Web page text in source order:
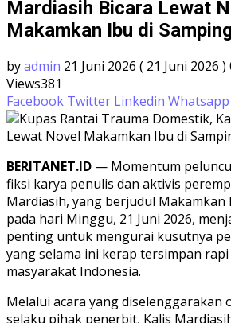
Mardiasih Bicara Lewat
Makamkan Ibu di
byadmin 21 Juni 2026 ( 21 Juni 2026 )
Views381
Facebook Twitter Linkedin Whatsapp
BERITANET.ID — Momentum
fiksi karya penulis dan aktivis
Mardiasih, yang berjudul Makamkan
pada hari Minggu, 21 Juni 2026,
penting untuk mengurai kusutnya
yang selama ini kerap tersimpan
masyarakat Indonesia.
Melalui acara yang diselenggarakan
selaku pihak penerbit, Kalis